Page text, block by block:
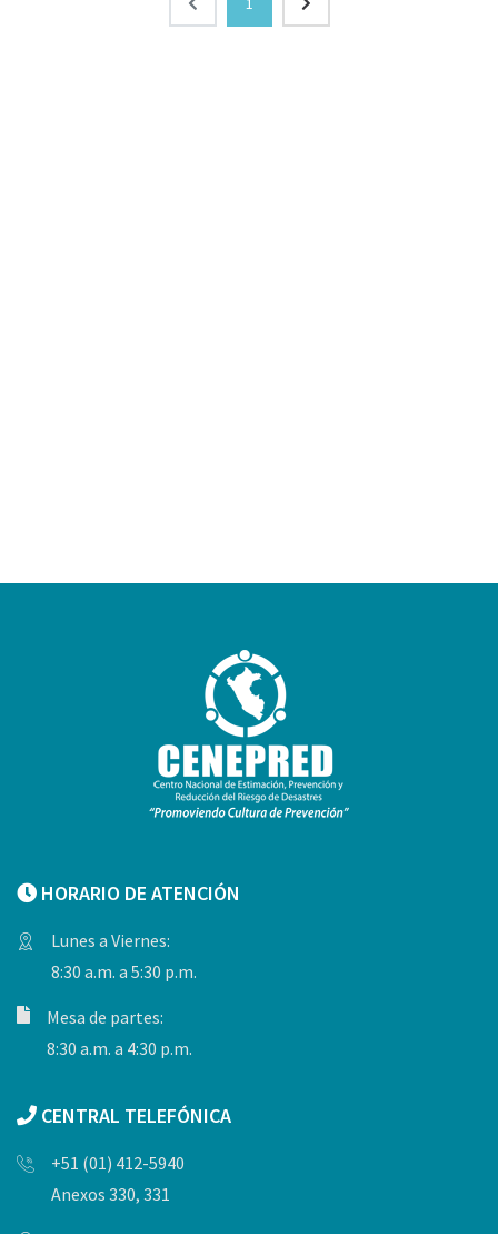
HORARIO DE ATENCIÓN
Lunes a Viernes:
8:30 a.m. a 5:30 p.m.
Mesa de partes:
8:30 a.m. a 4:30 p.m.
CENTRAL TELEFÓNICA
+51 (01) 412-5940
Anexos 330, 331